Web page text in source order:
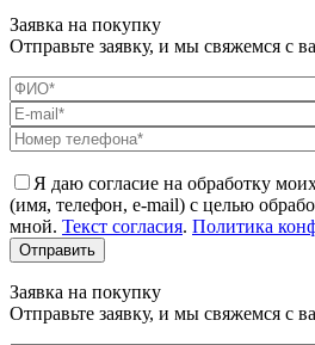
Заявка на покупку
Отправьте заявку, и мы свяжемся с
Я даю согласие на обработку
(имя, телефон, e-mail) с целью
мной. Текст согласия. Политика
Заявка на покупку
Отправьте заявку, и мы свяжемся с